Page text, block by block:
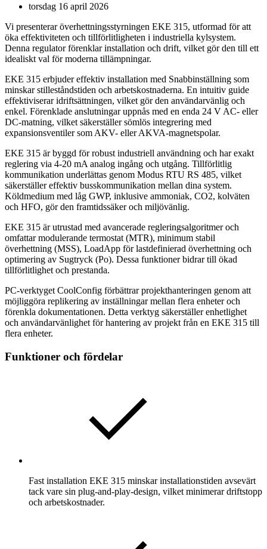
torsdag 16 april 2026
Vi presenterar överhettningsstyrningen EKE 315, utformad för att
öka effektiviteten och tillförlitligheten i industriella kylsystem.
Denna regulator förenklar installation och drift, vilket gör den till ett
idealiskt val för moderna tillämpningar.
EKE 315 erbjuder effektiv installation med Snabbinställning som
minskar stilleståndstiden och arbetskostnaderna. En intuitiv guide
effektiviserar idriftsättningen, vilket gör den användarvänlig och
enkel. Förenklade anslutningar uppnås med en enda 24 V AC- eller
DC-matning, vilket säkerställer sömlös integrering med
expansionsventiler som AKV- eller AKVA-magnetspolar.
EKE 315 är byggd för robust industriell användning och har exakt
reglering via 4-20 mA analog ingång och utgång. Tillförlitlig
kommunikation underlättas genom Modus RTU RS 485, vilket
säkerställer effektiv busskommunikation mellan dina system.
Köldmedium med låg GWP, inklusive ammoniak, CO2, kolväten
och HFO, gör den framtidssäker och miljövänlig.
EKE 315 är utrustad med avancerade regleringsalgoritmer och
omfattar modulerande termostat (MTR), minimum stabil
överhettning (MSS), LoadApp för lastdefinierad överhettning och
optimering av Sugtryck (Po). Dessa funktioner bidrar till ökad
tillförlitlighet och prestanda.
PC-verktyget CoolConfig förbättrar projekthanteringen genom att
möjliggöra replikering av inställningar mellan flera enheter och
förenkla dokumentationen. Detta verktyg säkerställer enhetlighet
och användarvänlighet för hantering av projekt från en EKE 315 till
flera enheter.
Funktioner och fördelar
Fast installation EKE 315 minskar installationstiden avsevärt
tack vare sin plug-and-play-design, vilket minimerar driftstopp
och arbetskostnader.